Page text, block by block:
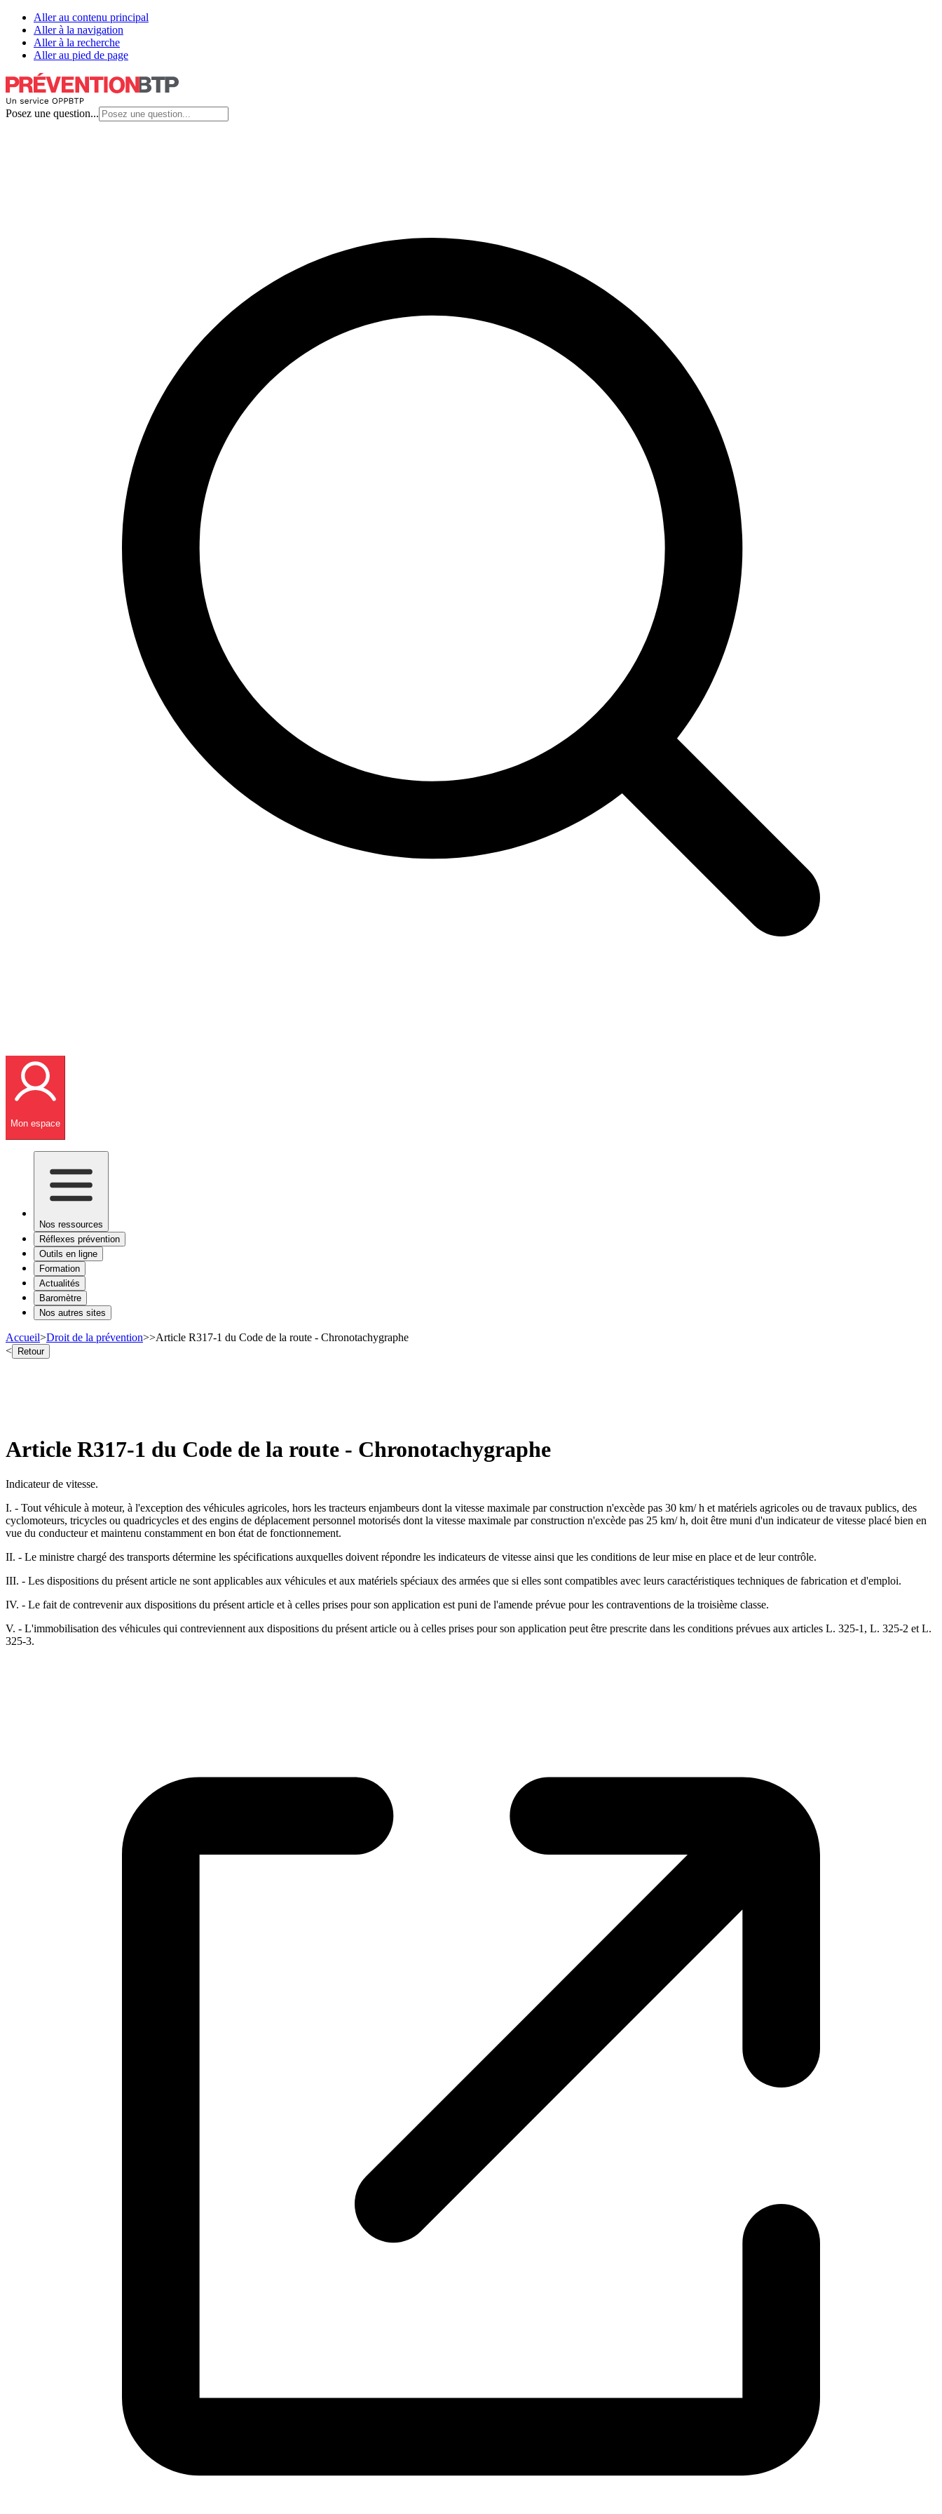
Aller au contenu principal
Aller à la navigation
Aller à la recherche
Aller au pied de page
Posez une question...
Mon espace
Nos ressources
Réflexes prévention
Outils en ligne
Formation
Actualités
Baromètre
Nos autres sites
Accueil>Droit de la prévention>>Article R317-1 du Code de la route - Chronotachygraphe
< Retour
Article R317-1 du Code de la route - Chronotachygraphe
Indicateur de vitesse.
I. - Tout véhicule à moteur, à l'exception des véhicules agricoles, hors les tracteurs enjambeurs dont la vitesse maximale par construction n'excède pas 30 km/ h et matériels agricoles ou de travaux publics, des
cyclomoteurs, tricycles ou quadricycles et des engins de déplacement personnel motorisés dont la vitesse maximale par construction n'excède pas 25 km/ h, doit être muni d'un indicateur de vitesse placé bien en
vue du conducteur et maintenu constamment en bon état de fonctionnement.
II. - Le ministre chargé des transports détermine les spécifications auxquelles doivent répondre les indicateurs de vitesse ainsi que les conditions de leur mise en place et de leur contrôle.
III. - Les dispositions du présent article ne sont applicables aux véhicules et aux matériels spéciaux des armées que si elles sont compatibles avec leurs caractéristiques techniques de fabrication et d'emploi.
IV. - Le fait de contrevenir aux dispositions du présent article et à celles prises pour son application est puni de l'amende prévue pour les contraventions de la troisième classe.
V. - L'immobilisation des véhicules qui contreviennent aux dispositions du présent article ou à celles prises pour son application peut être prescrite dans les conditions prévues aux articles L. 325-1, L. 325-2 et L.
325-3.